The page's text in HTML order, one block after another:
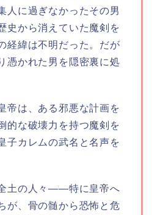
人に過ぎなかったその男
史から消えていた魔剣を
経緯は不明だった。だが
憑かれた男を隠密裏に処
帝は、ある邪悪な計画を
的な破壊力を持つ魔剣を
子カレムの武名と名声を
土の人々――特に皇帝へ
が、骨の髄から恐怖と危